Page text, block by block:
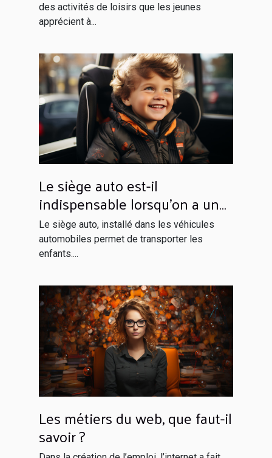
des activités de loisirs que les jeunes
apprécient à...
Le siège auto est-il
indispensable lorsqu’on a un
enfant à bord ?
Le siège auto, installé dans les véhicules
automobiles permet de transporter les
enfants....
Les métiers du web, que faut-il
savoir ?